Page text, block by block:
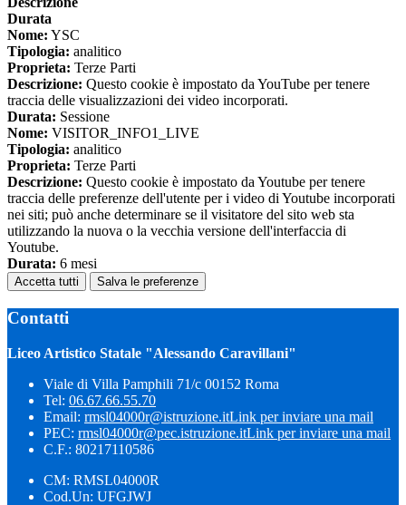
Durata
Nome: YSC
Tipologia: analitico
Proprieta: Terze Parti
Descrizione: Questo cookie è impostato da YouTube per tenere
traccia delle visualizzazioni dei video incorporati.
Durata: Sessione
Nome: VISITOR_INFO1_LIVE
Tipologia: analitico
Proprieta: Terze Parti
Descrizione: Questo cookie è impostato da Youtube per tenere
traccia delle preferenze dell'utente per i video di Youtube incorporati
nei siti; può anche determinare se il visitatore del sito web sta
utilizzando la nuova o la vecchia versione dell'interfaccia di
Youtube.
Durata: 6 mesi
Accetta tutti Salva le preferenze
Contatti
Liceo Artistico Statale "Alessando Caravillani"
Viale di Villa Pamphili 71/c 00152 Roma
Tel: 06.67.66.55.70
Email: rmsl04000r@istruzione.itLink per inviare una mail
PEC: rmsl04000r@pec.istruzione.itLink per inviare una mail
C.F.: 80217110586
CM: RMSL04000R
Cod.Un: UFGJWJ